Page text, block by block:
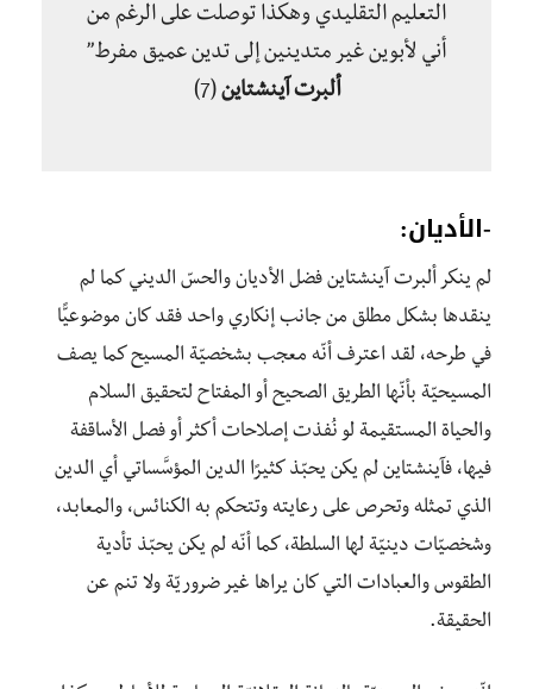
التعليم التقليدي وهكذا توصلت على الرغم من
أني لأبوين غير متدينين إلى تدين عميق مفرط”
ألبرت آينشتاين(7)
-الأديان:
لم ينكر ألبرت آينشتاين فضل الأديان والحسّ الديني كما لم
ينقدها بشكل مطلق من جانب إنكاري واحد فقد كان موضوعيًّا
في طرحه، لقد اعترف أنّه معجب بشخصيّة المسيح كما يصف
المسيحيّة بأنّها الطريق الصحيح أو المفتاح لتحقيق السلام
والحياة المستقيمة لو نُفذت إصلاحات أكثر أو فصل الأساقفة
فيها، فآينشتاين لم يكن يحبّذ كثيرًا الدين المؤسَّساتي أي الدين
الذي تمثله وتحرص على رعايته وتتحكم به الكنائس، والمعابد،
وشخصيّات دينيّة لها السلطة، كما أنّه لم يكن يحبّذ تأدية
الطقوس والعبادات التي كان يراها غير ضروريّة ولا تنم عن
الحقيقة.